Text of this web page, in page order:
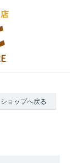
ショップへ戻る